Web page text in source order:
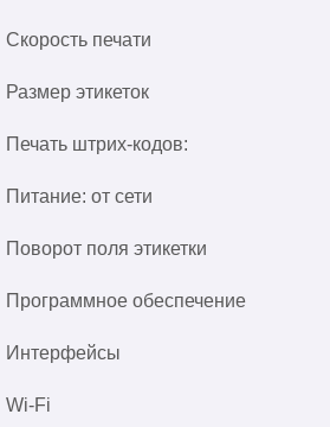
Скорость печати
Размер этикеток
Печать штрих-кодов:
Питание: от сети
Поворот поля этикетки
Программное обеспечение
Интерфейсы
Wi-Fi